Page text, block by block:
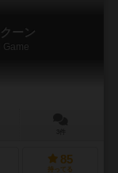
ーン
Game
85
持ってる